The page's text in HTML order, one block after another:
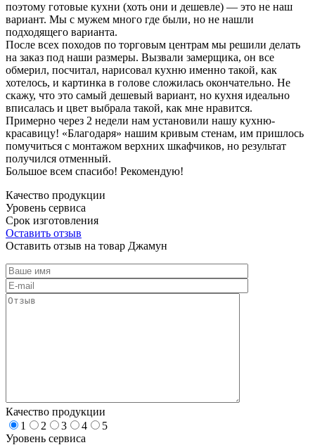
поэтому готовые кухни (хоть они и дешевле) — это не наш
вариант. Мы с мужем много где были, но не нашли
подходящего варианта.
После всех походов по торговым центрам мы решили делать
на заказ под наши размеры. Вызвали замерщика, он все
обмерил, посчитал, нарисовал кухню именно такой, как
хотелось, и картинка в голове сложилась окончательно. Не
скажу, что это самый дешевый вариант, но кухня идеально
вписалась и цвет выбрала такой, как мне нравится.
Примерно через 2 недели нам установили нашу кухню-
красавицу! «Благодаря» нашим кривым стенам, им пришлось
помучиться с монтажом верхних шкафчиков, но результат
получился отменный.
Большое всем спасибо! Рекомендую!
Качество продукции
Уровень сервиса
Срок изготовления
Оставить отзыв
Оставить отзыв на товар Джамун
Качество продукции
1
2 3 4
5
Уровень сервиса